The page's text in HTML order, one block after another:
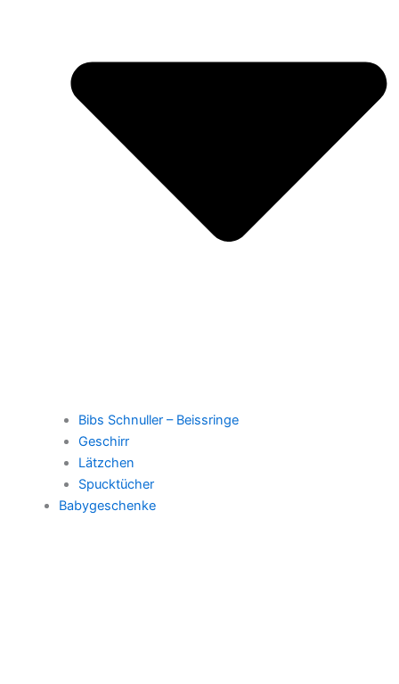
Bibs Schnuller – Beissringe
Geschirr
Lätzchen
Spucktücher
Babygeschenke